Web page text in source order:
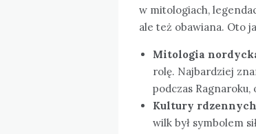
w mitologiach,
ale też obawiana. Oto
Mitologia
rolę. Najbardziej
podczas
Kultury
wilk był symbolem